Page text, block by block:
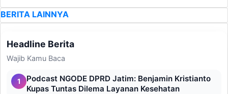
BERITA LAINNYA
Headline Berita
Wajib Kamu Baca
1
Podcast NGODE DPRD Jatim: Benjamin Kristianto
Kupas Tuntas Dilema Layanan Kesehatan